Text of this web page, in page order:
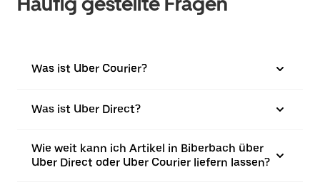
Was ist Uber Courier?
Was ist Uber Direct?
Wie weit kann ich Artikel in Biberbach über
Uber Direct oder Uber Courier liefern lassen?